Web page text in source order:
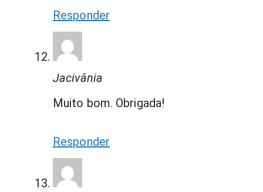
Responder
Jacivânia
Muito bom. Obrigada!
Responder